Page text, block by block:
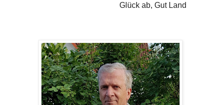
Glück ab, Gut Land